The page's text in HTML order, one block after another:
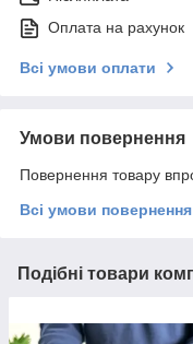
Оплата на рахунок
Всі умови оплати
Умови повернення
Повернення товару
Всі умови повернення
Подібні товари